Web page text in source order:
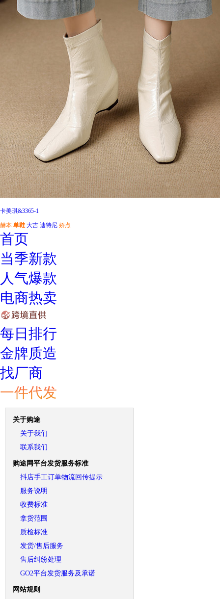
卡美琪&3365-1
赫本 单鞋 大吉 迪特尼 娇点
首页
当季新款
人气爆款
电商热卖
每日排行
金牌质造
找厂商
一件代发
关于购途
关于我们
联系我们
购途网平台发货服务标准
抖店手工订单物流回传提示
服务说明
收费标准
拿货范围
质检标准
发货/售后服务
售后纠纷处理
GO2平台发货服务及承诺
网站规则